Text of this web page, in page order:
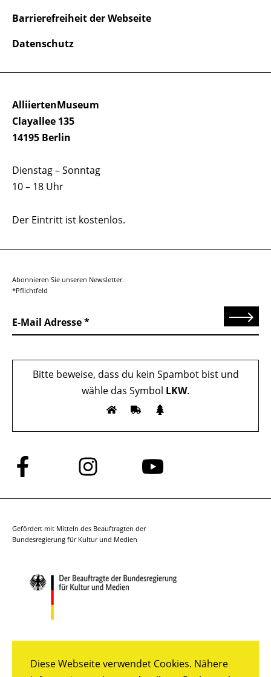
Diese Webseite verwendet Cookies. Nähere
AlliiertenMuseum
Clayallee 135
14195 Berlin
Dienstag – Sonntag
10 – 18 Uhr
Der Eintritt ist kostenlos.
Barrierefreiheit der Webseite
Datenschutz
Abonnieren Sie unseren Newsletter.
*Pflichtfeld
E-Mail Adresse Senden
Bitte beweise, dass du kein Spambot bist und
wähle das Symbol LKW.
Folge
uns
auf
Folge
uns
auf
Folge
auf
Gefördert mit Mitteln des Beauftragten der
Bundesregierung für Kultur und Medien